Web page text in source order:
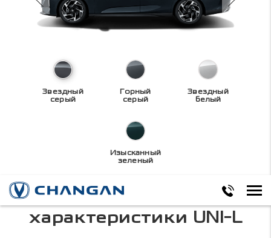
Звездный
серый
Горный
серый
Звездный
белый
Изысканный
зеленый
Технические
характеристики UNI-L